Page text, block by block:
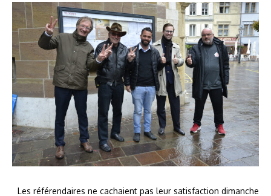
Les référendaires ne cachaient pas leur satisfaction dimanche